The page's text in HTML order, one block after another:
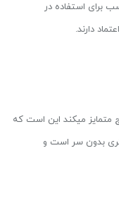
برای استفاده در
دارند.
متمایز میکند این است که
بدون سر است و